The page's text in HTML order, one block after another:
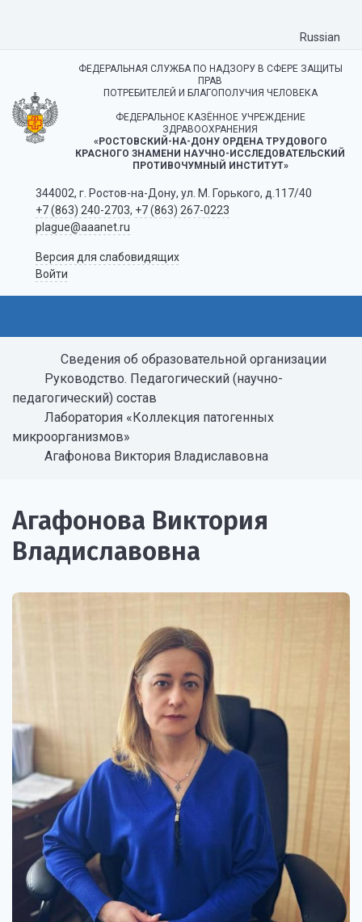
Russian
ФЕДЕРАЛЬНАЯ СЛУЖБА ПО НАДЗОРУ В СФЕРЕ ЗАЩИТЫ
ПРАВ
ПОТРЕБИТЕЛЕЙ И БЛАГОПОЛУЧИЯ ЧЕЛОВЕКА
ФЕДЕРАЛЬНОЕ КАЗЁННОЕ УЧРЕЖДЕНИЕ
ЗДРАВООХРАНЕНИЯ
«РОСТОВСКИЙ-НА-ДОНУ ОРДЕНА ТРУДОВОГО
КРАСНОГО ЗНАМЕНИ НАУЧНО-ИССЛЕДОВАТЕЛЬСКИЙ
ПРОТИВОЧУМНЫЙ ИНСТИТУТ»
344002, г. Ростов-на-Дону, ул. М. Горького, д.117/40
+7 (863) 240-2703, +7 (863) 267-0223
plague@aaanet.ru
Версия для слабовидящих
Войти
Сведения об образовательной организации
Руководство. Педагогический (научно-
педагогический) состав
Лаборатория «Коллекция патогенных
микроорганизмов»
Агафонова Виктория Владиславовна
Агафонова Виктория
Владиславовна